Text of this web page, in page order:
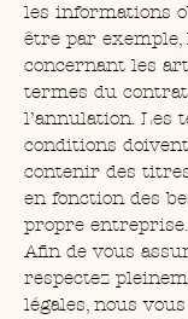
les informations
être par exemple,
concernant les
termes du
l’annulation. Les
conditions
contenir des
en fonction des
propre entreprise.
Afin de vous
respectez
légales, nous